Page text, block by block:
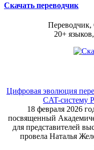
Скачать переводчик
Переводчик,
20+
Цифровая эволюция
CAT-систему
18 февраля 2026
посвященный
для представителей
провела Наталья